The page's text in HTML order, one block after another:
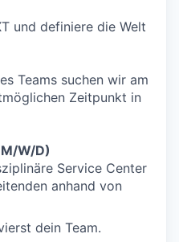
und definiere die Welt
Teams suchen wir am
Zeitpunkt in
W/D)
Service Center
anhand von
dein Team.